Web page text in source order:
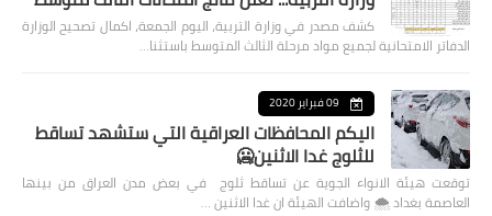
كشف مصدر في وزارة التربية، اليوم الجمعة، اكمال تصحيح الوزارة
الدفاتر الامتحانية لجميع مواد مرحلة الثالث المتوسط باستثنا…
09 فبراير 2020
اليكم المحافظات العراقية التي ستشهد تساقط
للثلوج غدا الاثنين🥶
توقعت هيئة الانواء الجوية عن تساقط ثلوج في بعض مدن العراق من بينها
العاصمة بغداد ⁦🌨️⁩ واضافت الهيئة ان غدا الاثنين …